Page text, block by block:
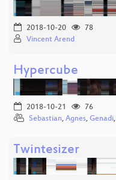
2018-10-20
78
Vincent Arend
Hypercube
2018-10-21
76
Sebastian, Agnes, Genadi,
Twintesizer